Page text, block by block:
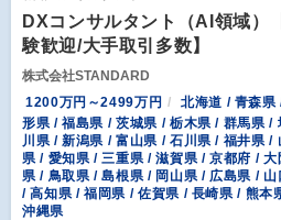
DXコンサルタント（AI領域）
験歓迎/大手取引多数】
株式会社STANDARD
1200万円～2499万円
北海道 / 青森県
形県 / 福島県 / 茨城県 / 栃木県 / 群馬県 /
川県 / 新潟県 / 富山県 / 石川県 / 福井県 /
県 / 愛知県 / 三重県 / 滋賀県 / 京都府 /
県 / 鳥取県 / 島根県 / 岡山県 / 広島県 /
/ 高知県 / 福岡県 / 佐賀県 / 長崎県 / 熊本
沖縄県